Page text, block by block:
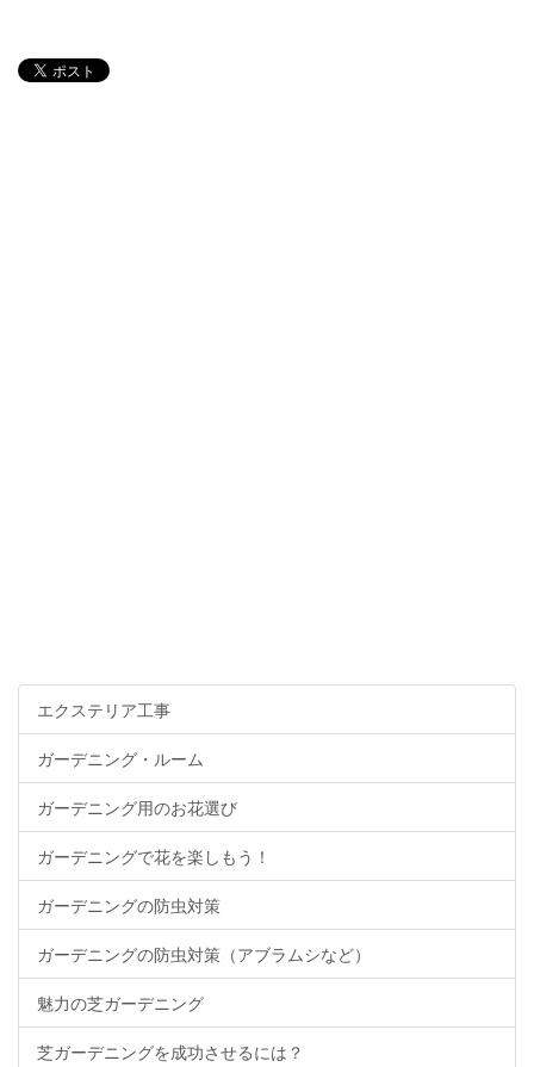
エクステリア工事
ガーデニング・ルーム
ガーデニング用のお花選び
ガーデニングで花を楽しもう！
ガーデニングの防虫対策
ガーデニングの防虫対策（アブラムシなど）
魅力の芝ガーデニング
芝ガーデニングを成功させるには？